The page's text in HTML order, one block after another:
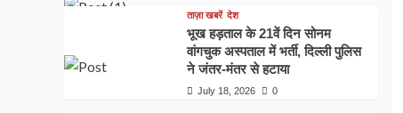
ताज़ा खबरें देश
भूख हड़ताल के 21वें दिन सोनम
वांगचुक अस्पताल में भर्ती, दिल्ली पुलिस
ने जंतर-मंतर से हटाया
July 18, 2026 0